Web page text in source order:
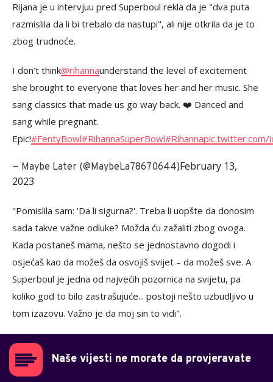
Rijana je u intervjuu pred Superboul rekla da je "dva puta
razmislila da li bi trebalo da nastupi", ali nije otkrila da je to
zbog trudnoće.
I don’t think@rihannaunderstand the level of excitement
she brought to everyone that loves her and her music. She
sang classics that made us go way back. ❤️ Danced and
sang while pregnant.
Epic!#FentyBowl#RihannaSuperBowl#Rihannapic.twitter.com/
— Maybe Later (@MaybeLa78670644)February 13,
2023
"Pomislila sam: 'Da li sigurna?'. Treba li uopšte da donosim
sada takve važne odluke? Možda ću zažaliti zbog ovoga.
Kada postaneš mama, nešto se jednostavno dogodi i
osjećaš kao da možeš da osvojiš svijet – da možeš sve. A
Superboul je jedna od najvećih pozornica na svijetu, pa
koliko god to bilo zastrašujuće... postoji nešto uzbudljivo u
tom izazovu. Važno je da moj sin to vidi".
Naše vijesti ne morate da provjeravate